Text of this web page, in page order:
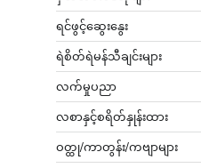
ရင်ဖွင့်ဆွေးနွေး
ရဲစိတ်ရဲမန်သီချင်းများ
လက်မှုပညာ
လစာနှင့်စရိတ်နှုန်းထား
ဝတ္ထု/ကာတွန်း/ကဗျာများ